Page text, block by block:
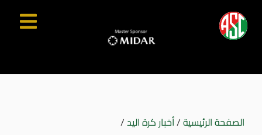
الصفحة الرئيسية/أخبار كرة اليد/